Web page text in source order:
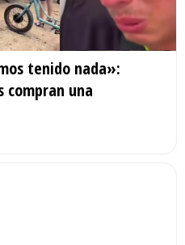
tenido nada»:
compran una